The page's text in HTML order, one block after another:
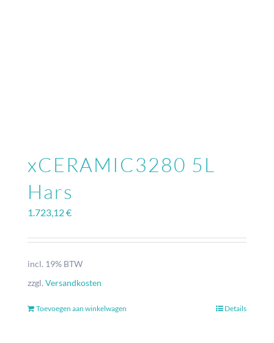
xCERAMIC3280 5L
Hars
1.723,12€
incl. 19% BTW
zzgl. Versandkosten
Toevoegen aan winkelwagen Details